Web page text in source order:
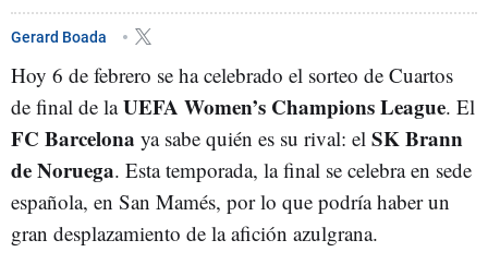
AITANA BONMATÍ
Gerard Boada
Hoy 6 de febrero se ha celebrado el sorteo de Cuartos
de final de laUEFA Women’s Champions League. El
FC Barcelona ya sabe quién es su rival: el SK Brann
de Noruega. Esta temporada, la final se celebra en sede
española, en San Mamés, por lo que podría haber un
gran desplazamiento de la afición azulgrana.